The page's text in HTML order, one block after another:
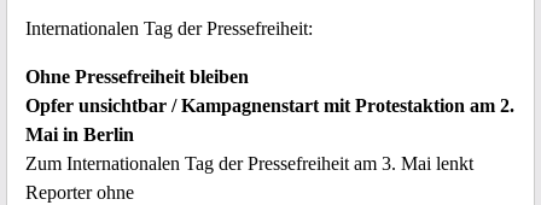
Internationalen Tag der Pressefreiheit:
Ohne Pressefreiheit bleiben
Opfer unsichtbar / Kampagnenstart mit Protestaktion am 2.
Mai in Berlin
Zum Internationalen Tag der Pressefreiheit am 3. Mai lenkt
Reporter ohne